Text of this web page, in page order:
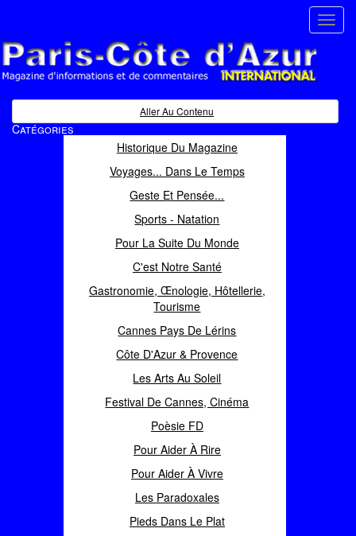
Magazine d'informations et de commentaires
Aller Au Contenu
Catégories
Historique Du Magazine
Voyages... Dans Le Temps
Geste Et Pensée...
Sports - Natation
Pour La Suite Du Monde
C'est Notre Santé
Gastronomie, Œnologie, Hôtellerie,
Tourisme
Cannes Pays De Lérins
Côte D'Azur & Provence
Les Arts Au Soleil
Festival De Cannes, Cinéma
Poèsie FD
Pour Aider À Rire
Pour Aider À Vivre
Les Paradoxales
Pieds Dans Le Plat